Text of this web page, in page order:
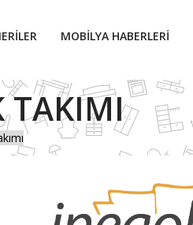
MOBILYA HABERLERI
TAKIMI